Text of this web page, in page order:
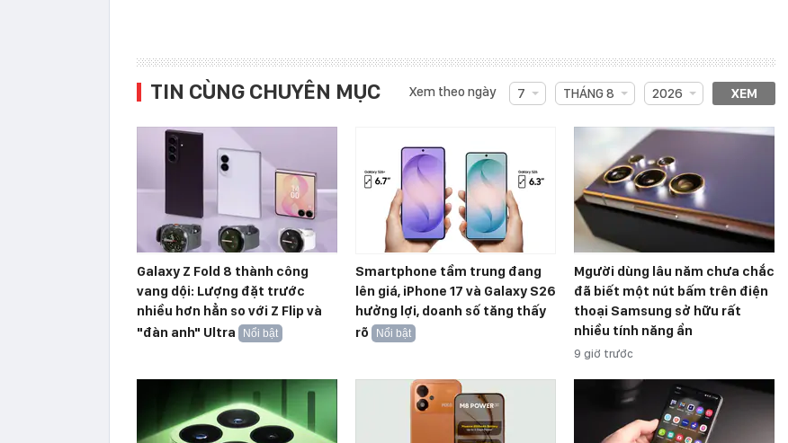
TIN CÙNG CHUYÊN MỤC Xem theo ngày 7 THÁNG 8 2026 XEM
Galaxy Z Fold 8 thành công
vang dội: Lượng đặt trước
nhiều hơn hẳn so với Z Flip và
"đàn anh" Ultra
Nổi bật
Smartphone tầm trung đang
lên giá, iPhone 17 và Galaxy S26
hưởng lợi, doanh số tăng thấy
rõ
Nổi bật
Mgười dùng lâu năm chưa chắc
đã biết một nút bấm trên điện
thoại Samsung sở hữu rất
nhiều tính năng ẩn
9 giờ trước